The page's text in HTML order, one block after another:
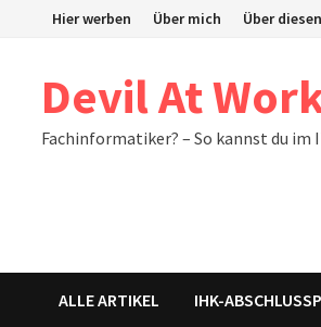
Hier werben Über mich Über
Devil At
Fachinformatiker? – So kannst du
ALLE ARTIKEL IHK-